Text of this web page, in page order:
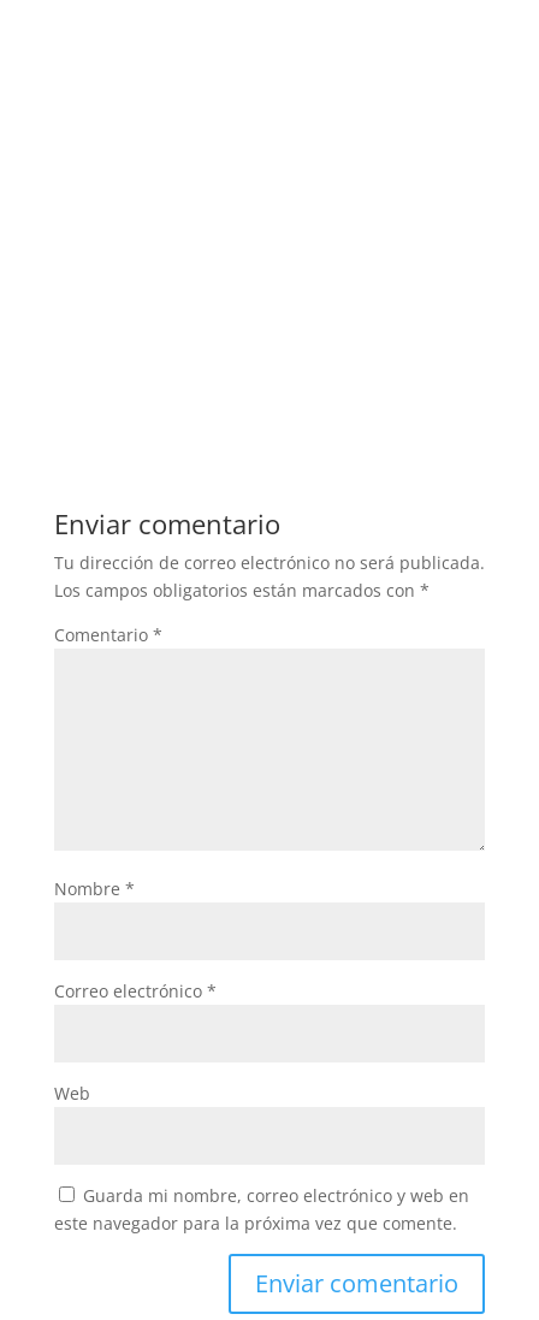
Enviar comentario
Tu dirección de correo electrónico no será publicada.
Los campos obligatorios están marcados con *
Comentario *
Nombre *
Correo electrónico *
Web
Guarda mi nombre, correo electrónico y web en
este navegador para la próxima vez que comente.